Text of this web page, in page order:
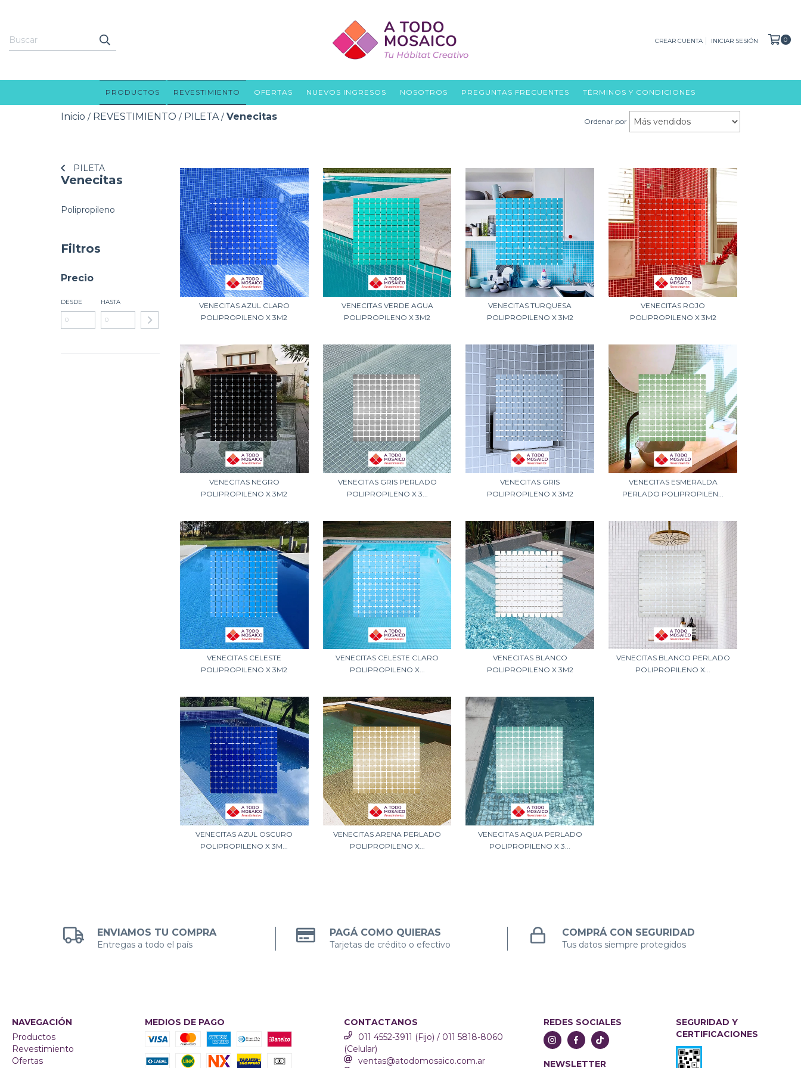
CREAR CUENTA INICIAR SESIÓN 0
PRODUCTOS REVESTIMIENTO OFERTAS NUEVOS INGRESOS NOSOTROS PREGUNTAS FRECUENTES TÉRMINOS Y CONDICIONES
Inicio / REVESTIMIENTO / PILETA / Venecitas Ordenar por
PILETA
Venecitas
Polipropileno
Filtros
Precio
DESDE HASTA
VENECITAS AZUL CLARO
POLIPROPILENO X 3M2
VENECITAS VERDE AGUA
POLIPROPILENO X 3M2
VENECITAS TURQUESA
POLIPROPILENO X 3M2
VENECITAS ROJO
POLIPROPILENO X 3M2
VENECITAS NEGRO
POLIPROPILENO X 3M2
VENECITAS GRIS PERLADO
POLIPROPILENO X 3...
VENECITAS GRIS
POLIPROPILENO X 3M2
VENECITAS ESMERALDA
PERLADO POLIPROPILEN...
VENECITAS CELESTE
POLIPROPILENO X 3M2
VENECITAS CELESTE CLARO
POLIPROPILENO X...
VENECITAS BLANCO
POLIPROPILENO X 3M2
VENECITAS BLANCO PERLADO
POLIPROPILENO X...
VENECITAS AZUL OSCURO
POLIPROPILENO X 3M...
VENECITAS ARENA PERLADO
POLIPROPILENO X...
VENECITAS AQUA PERLADO
POLIPROPILENO X 3...
ENVIAMOS TU COMPRA
Entregas a todo el país
PAGÁ COMO QUIERAS
Tarjetas de crédito o efectivo
COMPRÁ CON SEGURIDAD
Tus datos siempre protegidos
NAVEGACIÓN
Productos
Revestimiento
Ofertas
MEDIOS DE PAGO
CONTACTANOS
011 4552-3911 (Fijo) / 011 5818-8060
(Celular)
ventas@atodomosaico.com.ar
REDES SOCIALES
NEWSLETTER
SEGURIDAD Y
CERTIFICACIONES